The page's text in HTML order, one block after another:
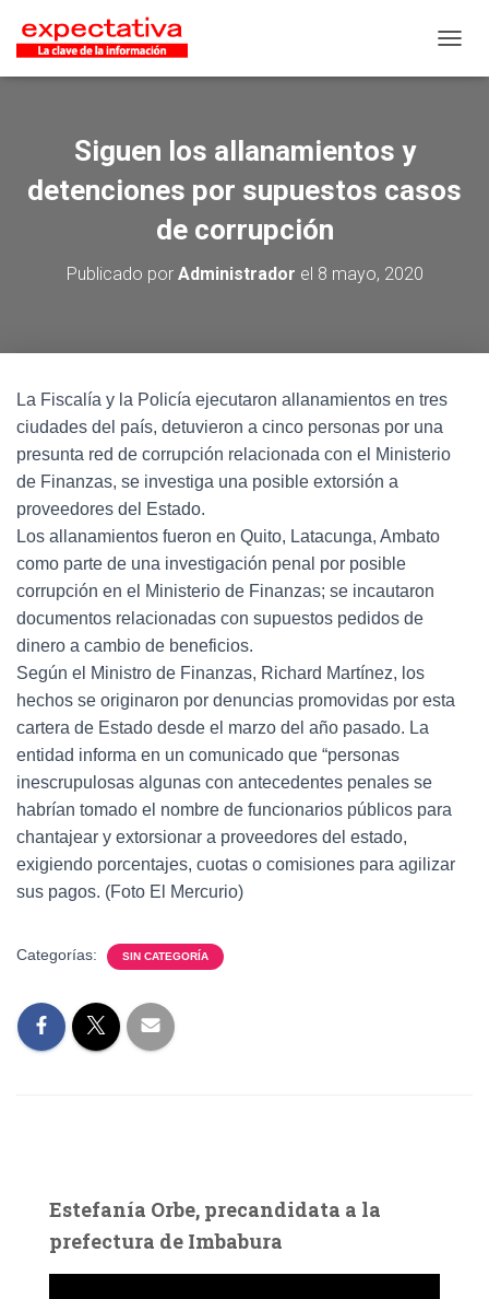
Siguen los allanamientos y
detenciones por supuestos casos
de corrupción
Publicado por Administrador el 8 mayo, 2020
La Fiscalía y la Policía ejecutaron allanamientos en tres
ciudades del país, detuvieron a cinco personas por una
presunta red de corrupción relacionada con el Ministerio
de Finanzas, se investiga una posible extorsión a
proveedores del Estado.
Los allanamientos fueron en Quito, Latacunga, Ambato
como parte de una investigación penal por posible
corrupción en el Ministerio de Finanzas; se incautaron
documentos relacionadas con supuestos pedidos de
dinero a cambio de beneficios.
Según el Ministro de Finanzas, Richard Martínez, los
hechos se originaron por denuncias promovidas por esta
cartera de Estado desde el marzo del año pasado. La
entidad informa en un comunicado que “personas
inescrupulosas algunas con antecedentes penales se
habrían tomado el nombre de funcionarios públicos para
chantajear y extorsionar a proveedores del estado,
exigiendo porcentajes, cuotas o comisiones para agilizar
sus pagos. (Foto El Mercurio)
Categorías: SIN CATEGORÍA
Estefanía Orbe, precandidata a la
prefectura de Imbabura